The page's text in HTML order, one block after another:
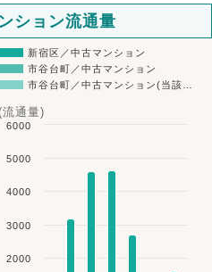
ション流通量
流通量)
新宿区／中古マンション
市谷台町／中古マンション
市谷台町／中古マンション(当該…
2000
3000
4000
5000
6000